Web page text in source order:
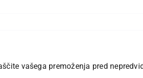
vašega premoženja pred